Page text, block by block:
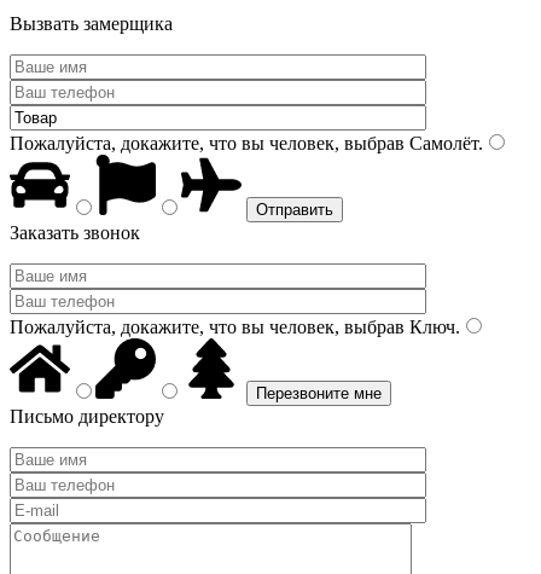
Вызвать замерщика
Пожалуйста, докажите, что вы человек, выбрав Самолёт.
Заказать звонок
Пожалуйста, докажите, что вы человек, выбрав Ключ.
Письмо директору